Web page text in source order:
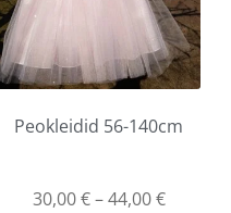
Peokleidid 56-140cm
30,00€–44,00€